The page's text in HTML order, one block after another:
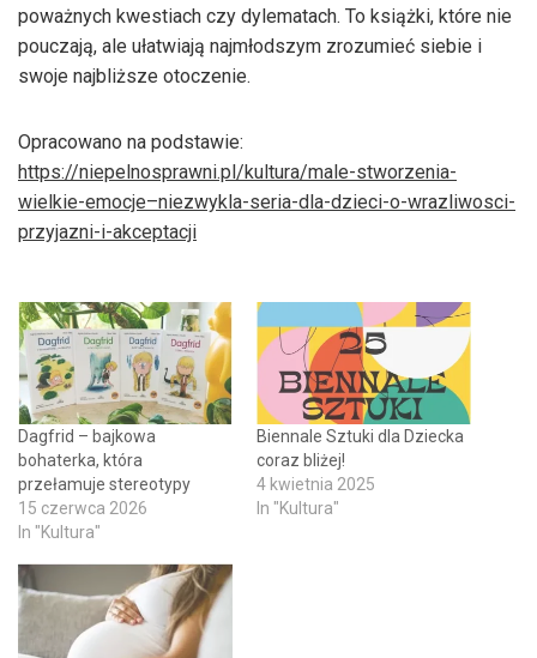
poważnych kwestiach czy dylematach. To książki, które nie
pouczają, ale ułatwiają najmłodszym zrozumieć siebie i
swoje najbliższe otoczenie.
Opracowano na podstawie:
https://niepelnosprawni.pl/kultura/male-stworzenia-
wielkie-emocje–niezwykla-seria-dla-dzieci-o-wrazliwosci-
przyjazni-i-akceptacji
Dagfrid – bajkowa
bohaterka, która
przełamuje stereotypy
15 czerwca 2026
In "Kultura"
Biennale Sztuki dla Dziecka
coraz bliżej!
4 kwietnia 2025
In "Kultura"